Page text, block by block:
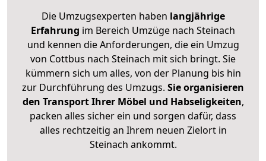
Die Umzugsexperten haben langjährige
Erfahrung im Bereich Umzüge nach Steinach
und kennen die Anforderungen, die ein Umzug
von Cottbus nach Steinach mit sich bringt. Sie
kümmern sich um alles, von der Planung bis hin
zur Durchführung des Umzugs. Sie organisieren
den Transport Ihrer Möbel und Habseligkeiten,
packen alles sicher ein und sorgen dafür, dass
alles rechtzeitig an Ihrem neuen Zielort in
Steinach ankommt.